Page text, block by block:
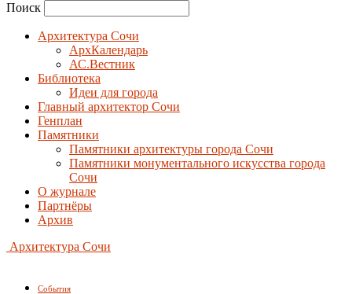
Поиск
Архитектура Сочи
АрхКалендарь
АС.Вестник
Библиотека
Идеи для города
Главный архитектор Сочи
Генплан
Памятники
Памятники архитектуры города Сочи
Памятники монументального искусства города
Сочи
О журнале
Партнёры
Архив
Архитектура Сочи
События